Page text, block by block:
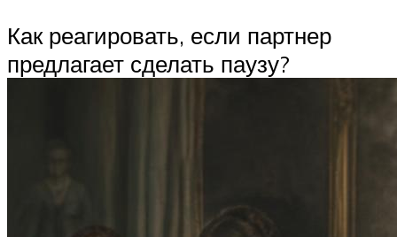
Как реагировать, если партнер
предлагает сделать паузу?